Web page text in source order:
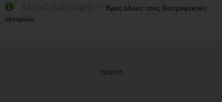
Λεξικό Διατροφής
Βρες όλους τους διατροφικούς
ορισμούς
Προβολή